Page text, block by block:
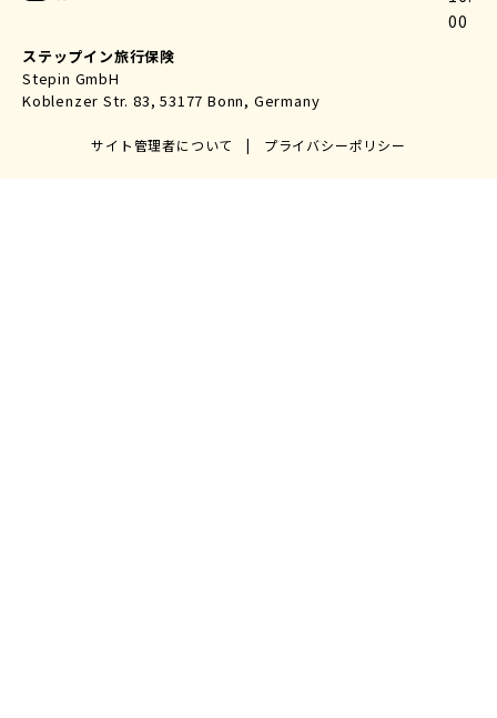
00
ステップイン旅行保険
Stepin GmbH
Koblenzer Str. 83, 53177 Bonn, Germany
サイト管理者について | プライバシーポリシー